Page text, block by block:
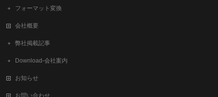
フォーマット変換
会社概要
弊社掲載記事
Download-会社案内
お知らせ
お問い合わせ